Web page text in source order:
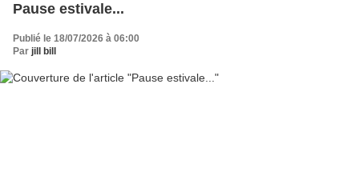
Pause estivale...
Publié le 18/07/2026 à 06:00
Par jill bill